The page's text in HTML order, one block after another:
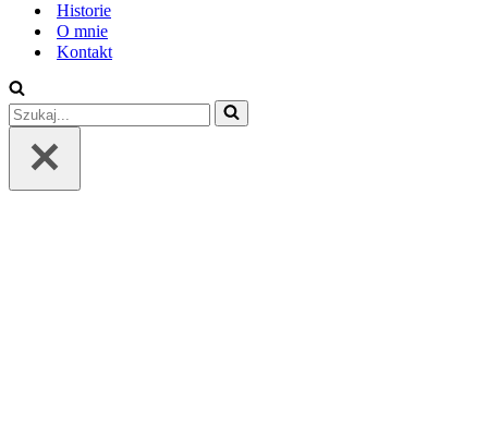
Historie
O mnie
Kontakt
Szukaj...